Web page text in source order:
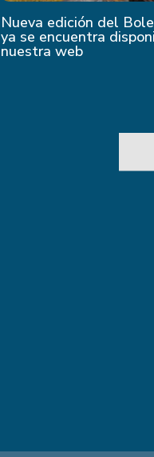
Nueva edición del
ya se encuentra
nuestra web